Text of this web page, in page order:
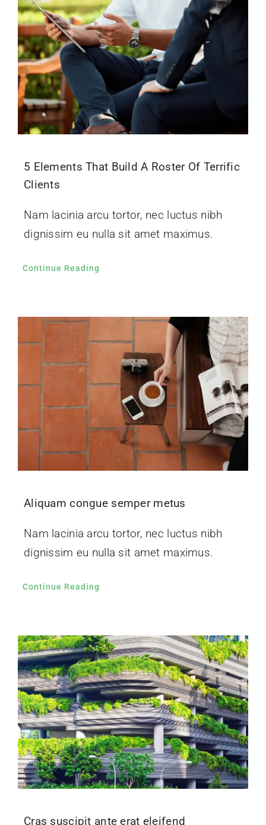
Contact Us
5 Elements That Build A Roster Of Terrific
Clients
Nam lacinia arcu tortor, nec luctus nibh
dignissim eu nulla sit amet maximus.
Continue Reading
Aliquam congue semper metus
Nam lacinia arcu tortor, nec luctus nibh
dignissim eu nulla sit amet maximus.
Continue Reading
Cras suscipit ante erat eleifend